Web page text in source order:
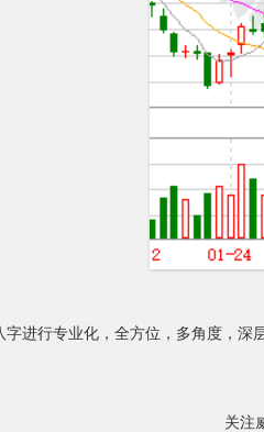
进行专业化，全方位，多角度，深
关注